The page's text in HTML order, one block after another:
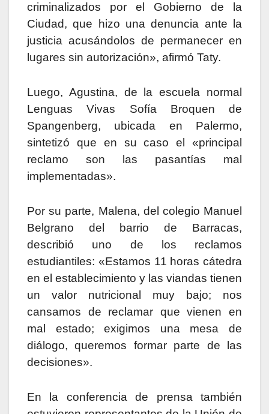
criminalizados por el Gobierno de la
Ciudad, que hizo una denuncia ante la
justicia acusándolos de permanecer en
lugares sin autorización», afirmó Taty.
Luego, Agustina, de la escuela normal
Lenguas Vivas Sofía Broquen de
Spangenberg, ubicada en Palermo,
sintetizó que en su caso el «principal
reclamo son las pasantías mal
implementadas».
Por su parte, Malena, del colegio Manuel
Belgrano del barrio de Barracas,
describió uno de los reclamos
estudiantiles: «Estamos 11 horas cátedra
en el establecimiento y las viandas tienen
un valor nutricional muy bajo; nos
cansamos de reclamar que vienen en
mal estado; exigimos una mesa de
diálogo, queremos formar parte de las
decisiones».
En la conferencia de prensa también